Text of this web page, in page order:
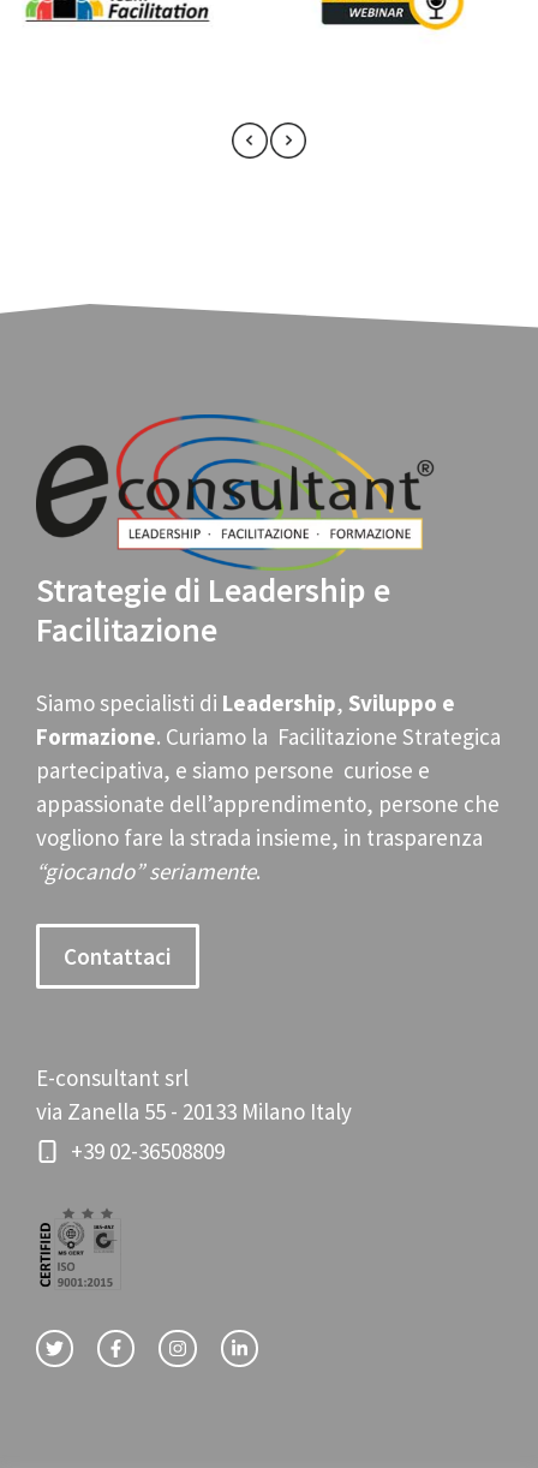
Strategie di Leadership e
Facilitazione
Siamo specialisti di Leadership, Sviluppo e
Formazione. Curiamo la Facilitazione Strategica
partecipativa, e siamo persone curiose e
appassionate dell’apprendimento, persone che
vogliono fare la strada insieme, in trasparenza
“giocando” seriamente.
Contattaci
E-consultant srl
via Zanella 55 - 20133 Milano Italy
+39 02-36508809